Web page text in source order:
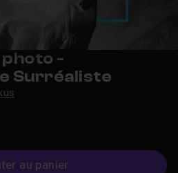
-
Surréaliste
au panier